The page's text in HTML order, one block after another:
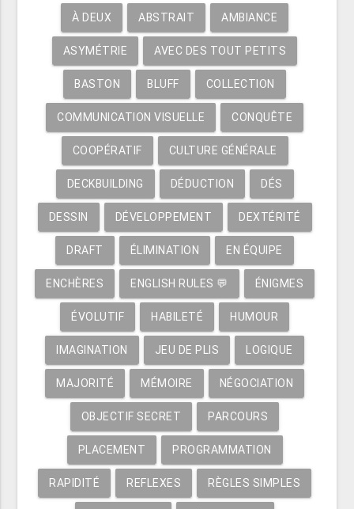
À DEUX ABSTRAIT AMBIANCE
ASYMÉTRIE AVEC DES TOUT PETITS
BASTON BLUFF COLLECTION
COMMUNICATION VISUELLE CONQUÊTE
COOPÉRATIF CULTURE GÉNÉRALE
DECKBUILDING DÉDUCTION DÉS
DESSIN DÉVELOPPEMENT DEXTÉRITÉ
DRAFT ÉLIMINATION EN ÉQUIPE
ENCHÈRES ENGLISH RULES 💬 ÉNIGMES
ÉVOLUTIF HABILETÉ HUMOUR
IMAGINATION JEU DE PLIS LOGIQUE
MAJORITÉ MÉMOIRE NÉGOCIATION
OBJECTIF SECRET PARCOURS
PLACEMENT PROGRAMMATION
RAPIDITÉ REFLEXES RÈGLES SIMPLES